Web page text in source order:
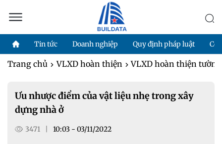
Tin tức Doanh nghiệp Quy định pháp luật
Trang chủ VLXD hoàn thiện VLXD hoàn thiện
Ưu nhược điểm của vật liệu nhẹ trong xây
dựng nhà ở
3471 10:03 - 03/11/2022